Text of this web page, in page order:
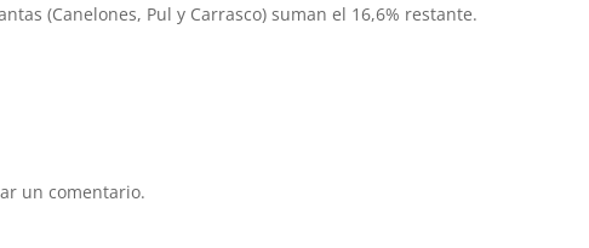
(Canelones, Pul y Carrasco) suman el 16,6% restante.
un comentario.